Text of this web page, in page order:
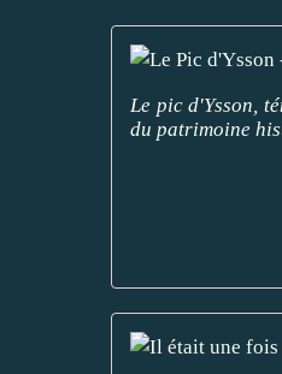
Le pic d'Ysson,
du patrimoine